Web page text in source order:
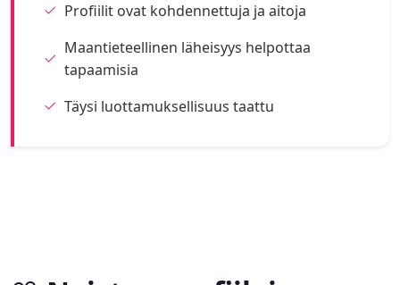
Profiilit ovat kohdennettuja ja aitoja
Maantieteellinen läheisyys helpottaa
tapaamisia
Täysi luottamuksellisuus taattu